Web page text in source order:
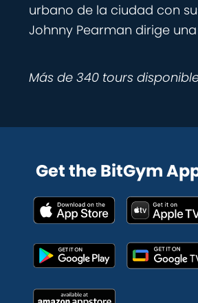
urbano de la ciudad con
Johnny Pearman dirige
Más de 340 tours
Get the BitGym